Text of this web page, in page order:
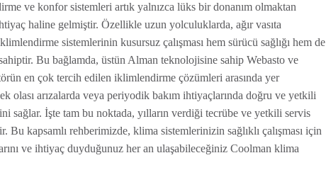
ve konfor sistemleri artık yalnızca lüks bir donanım olmaktan
haline gelmiştir. Özellikle uzun yolculuklarda, ağır vasıta
sistemlerinin kusursuz çalışması hem sürücü sağlığı hem de
Bu bağlamda, üstün Alman teknolojisine sahip Webasto ve
en çok tercih edilen iklimlendirme çözümleri arasında yer
olası arızalarda veya periyodik bakım ihtiyaçlarında doğru ve yetkili
sağlar. İşte tam bu noktada, yılların verdiği tecrübe ve yetkili servis
kapsamlı rehberimizde, klima sistemlerinizin sağlıklı çalışması için
ve ihtiyaç duyduğunuz her an ulaşabileceğiniz Coolman klima